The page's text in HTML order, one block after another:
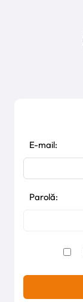
E-mail:
Parolă: